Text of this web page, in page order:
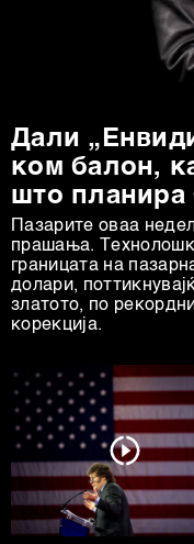
Дали
ком балон,
што планира
Пазарите оваа
прашања.
границата на
долари,
златото, по
корекција.